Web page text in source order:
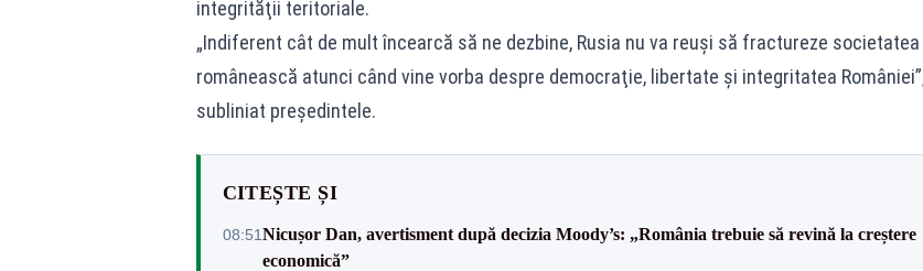
integrităţii teritoriale.
„Indiferent cât de mult încearcă să ne dezbine, Rusia nu va reuşi să fractureze societatea
românească atunci când vine vorba despre democraţie, libertate şi integritatea
subliniat preşedintele.
CITEȘTE ȘI
08:51Nicușor Dan, avertisment după decizia Moody’s: „România trebuie să revină la creștere
economică”